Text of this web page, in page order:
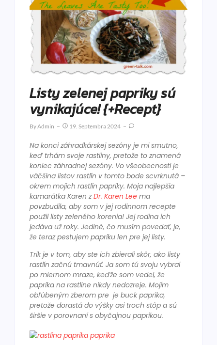
Listy zelenej papriky sú
vynikajúce! {+Recept}
ByAdmin 19. Septembra 2024
Na konci záhradkárskej sezóny je mi smutno,
keď trhám svoje rastliny, pretože to znamená
koniec záhradnej sezóny. Vo všeobecnosti je
väčšina listov rastlín v tomto bode scvrknutá –
okrem mojich rastlín papriky. Moja najlepšia
kamarátka Karen zDr. Karen Lee ma
povzbudila, aby som v jej rodinnom recepte
použil listy zeleného korenia! Jej rodina ich
jedáva už roky. Jediné, čo musím povedať, je,
že teraz pestujem papriku len pre jej listy.
Trik je v tom, aby ste ich zbierali skôr, ako listy
rastlín začnú tmavnúť. Ja som tú svoju vybral
po miernom mraze, keďže som vedel, že
paprika na rastline nikdy nedozreje. Mojím
obľúbeným zberom pre je buck paprika,
pretože dorastá do výšky asi troch stôp a sú
širšie v porovnaní s obyčajnou paprikou.